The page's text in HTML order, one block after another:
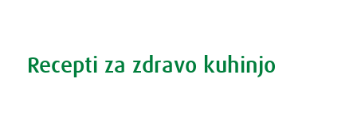
Recepti za zdravo kuhinjo